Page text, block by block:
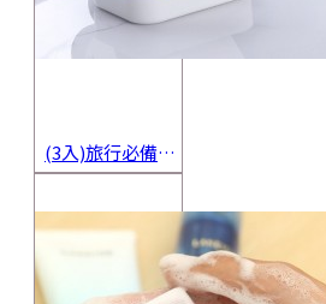
(3入)旅行必備密封香皂收納盒 方便攜帶防水海綿肥皂盒 香皂盒